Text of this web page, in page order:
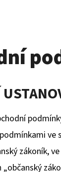
ve
zákoník,
„občanský